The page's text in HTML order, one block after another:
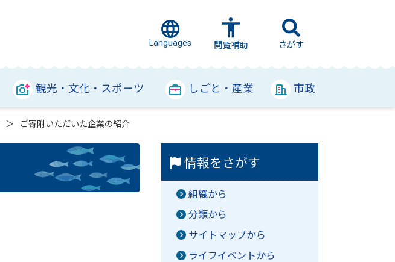
Languages 閲覧補助 さがす
観光・文化・スポーツ しごと・産業 市政
ご寄附いただいた企業の紹介
情報をさがす
組織から
分類から
サイトマップから
ライフイベントから